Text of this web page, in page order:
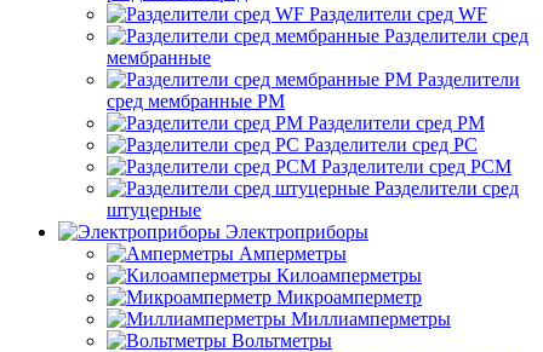
Разделители сред WF
Разделители сред
мембранные
Разделители
сред мембранные РМ
Разделители сред РМ
Разделители сред РС
Разделители сред РСМ
Разделители сред
штуцерные
Электроприборы
Амперметры
Килоамперметры
Микроамперметр
Миллиамперметры
Вольтметры